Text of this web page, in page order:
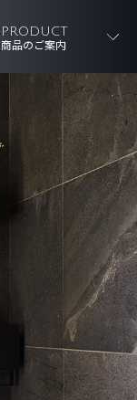
PRODUCT
商品のご案内